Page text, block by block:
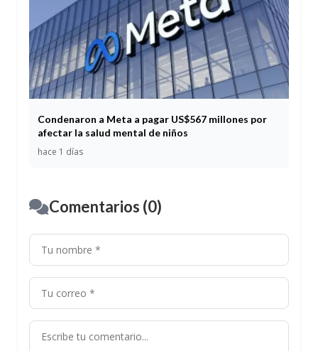
Condenaron a Meta a pagar US$567 millones por
afectar la salud mental de niños
hace 1 días
Comentarios (0)